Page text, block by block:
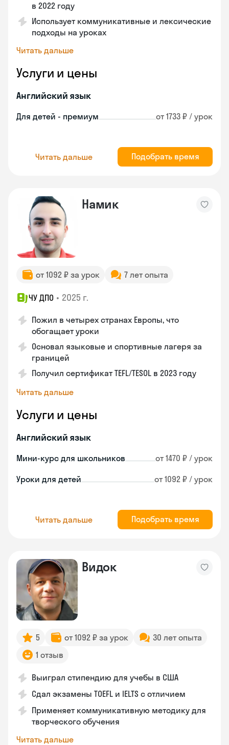
в 2022 году
Использует коммуникативные и лексические
подходы на уроках
Читать дальше
Услуги и цены
Английский язык
Для детей - премиум от 1733 ₽ / урок
Читать дальше Подобрать время
Намик
от 1092 ₽ за урок 7 лет опыта
ЧУ ДПО • 2025 г.
Пожил в четырех странах Европы, что
обогащает уроки
Основал языковые и спортивные лагеря за
границей
Получил сертификат TEFL/TESOL в 2023 году
Читать дальше
Услуги и цены
Английский язык
Мини-курс для школьников от 1470 ₽ / урок
Уроки для детей от 1092 ₽ / урок
Читать дальше Подобрать время
Видок
5 от 1092 ₽ за урок
30 лет опыта
1 отзыв
Выиграл стипендию для учебы в США
Сдал экзамены TOEFL и IELTS с отличием
Применяет коммуникативную методику для
творческого обучения
Читать дальше